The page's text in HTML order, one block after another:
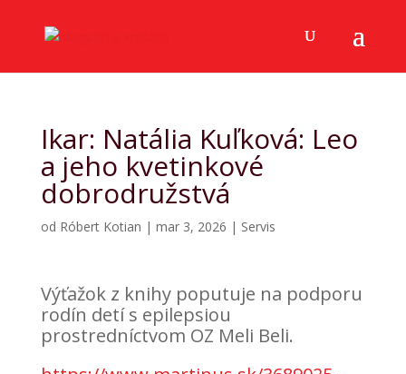
Ikar: Natália Kuľková: Leo
a jeho kvetinkové
dobrodružstvá
od Róbert Kotian | mar 3, 2026 | Servis
Výťažok z knihy poputuje na podporu
rodín detí s epilepsiou
prostredníctvom OZ Meli Beli.